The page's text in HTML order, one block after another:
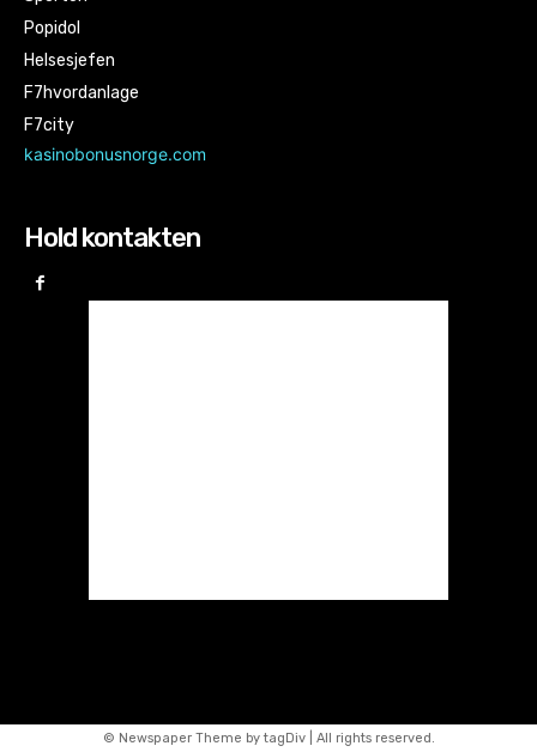
Popidol
Helsesjefen
F7hvordanlage
F7city
kasinobonusnorge.com
Hold kontakten
© Newspaper Theme by tagDiv | All rights reserved.